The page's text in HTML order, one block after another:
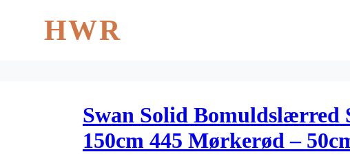
HWR
Swan Solid Bomuldslærred
150cm 445 Mørkerød –